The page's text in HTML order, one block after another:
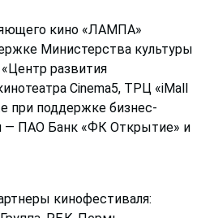
кино «ЛАМПА»
Министерства культуры
развития
Cinema5, ТРЦ «iMall
при поддержке бизнес-
— ПАО Банк «ФК Открытие» и
кинофестиваля: